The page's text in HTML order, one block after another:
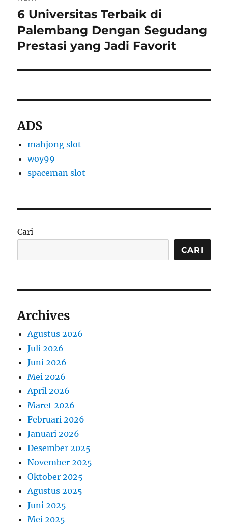
Next
post:
6 Universitas Terbaik di
Palembang Dengan Segudang
Prestasi yang Jadi Favorit
ADS
mahjong slot
woy99
spaceman slot
Cari
CARI
Archives
Agustus 2026
Juli 2026
Juni 2026
Mei 2026
April 2026
Maret 2026
Februari 2026
Januari 2026
Desember 2025
November 2025
Oktober 2025
Agustus 2025
Juni 2025
Mei 2025